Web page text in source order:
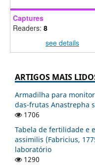
Captures
Readers: 8
see details
ARTIGOS MAIS
Armadilha para
das-frutas Anastrepha
1706
Tabela de fertilidade e
assimilis (Fabricius,
laboratório
1290